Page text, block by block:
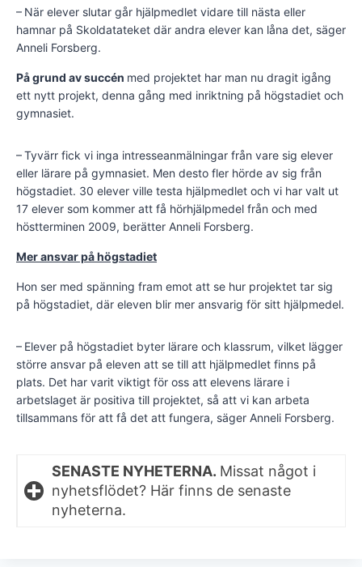
– När elever slutar går hjälpmedlet vidare till nästa eller
hamnar på Skoldata­teket där andra elever kan låna det, säger
Anneli Forsberg.
På grund av succén med projektet har man nu dragit igång
ett nytt projekt, denna gång med inriktning på högstadiet och
gymnasiet.
– Tyvärr fick vi inga intresseanmälningar från vare sig elever
eller lärare på gymnasiet. Men desto fler hörde av sig från
högstadiet. 30 elever ville testa hjälpmedlet och vi har valt ut
17 elever som kommer att få hörhjälpmedel från och med
höstterminen 2009, berätter Anneli Fors­berg.
Mer ansvar på högstadiet
Hon ser med spänning fram emot att se hur projektet tar sig
på högstadiet, där eleven blir mer ansvarig för sitt hjälpmedel.
– Elever på högstadiet byter lärare och klassrum, vilket lägger
större ansvar på eleven att se till att hjälpmedlet finns på
plats. Det har varit viktigt för oss att elevens lärare i
arbetslaget är positiva till projektet, så att vi kan arbeta
tillsammans för att få det att fungera, säger Anneli Forsberg.
SENASTE NYHETERNA. Missat något i
nyhetsflödet? Här finns de senaste
nyheterna.